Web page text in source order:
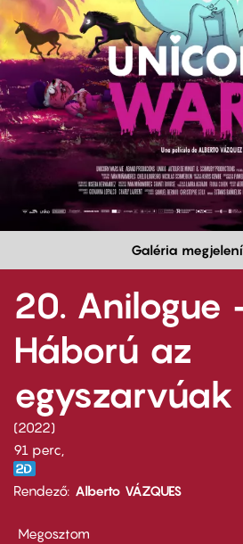
Galéria
20. Anilogue
Háború az
egyszarvúak
2022
91 perc,
Rendező Alberto VÁZQUES
Megosztom